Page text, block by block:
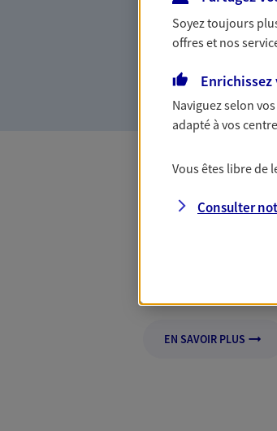
Vous
votre vie,
la confiance
Cash-
Bénéficiez d'un
EN SAVOIR PLUS
Soyez toujours
offres et nos
Naviguez selon
adapté à vos
Vous êtes libre de
Consulter